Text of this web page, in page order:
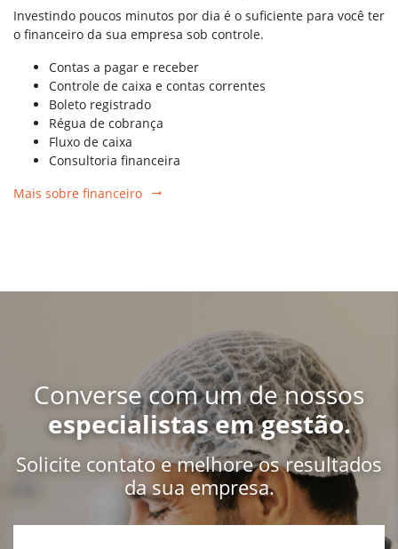
Investindo poucos minutos por dia é o suficiente para você ter
o financeiro da sua empresa sob controle.
Contas a pagar e receber
Controle de caixa e contas correntes
Boleto registrado
Régua de cobrança
Fluxo de caixa
Consultoria financeira
Mais sobre financeiro
Converse com um de nossos
especialistas em gestão.
Solicite contato e melhore os resultados
da sua empresa.